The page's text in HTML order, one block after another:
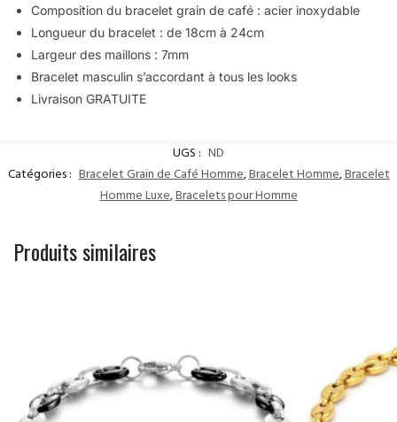
Composition du bracelet grain de café : acier inoxydable
Longueur du bracelet : de 18cm à 24cm
Largeur des maillons : 7mm
Bracelet masculin s’accordant à tous les looks
Livraison GRATUITE
UGS : ND
Catégories : Bracelet Grain de Café Homme,Bracelet Homme,Bracelet
Homme Luxe,Bracelets pour Homme
Produits similaires